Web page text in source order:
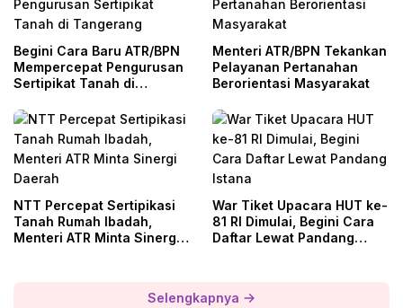
Begini Cara Baru ATR/BPN
Mempercepat Pengurusan
Sertipikat Tanah di
Menteri ATR/BPN Tekankan
Pelayanan Pertanahan
Berorientasi Masyarakat
NTT Percepat Sertipikasi
Tanah Rumah Ibadah,
Menteri ATR Minta Sinergi
War Tiket Upacara HUT ke-
81 RI Dimulai, Begini Cara
Daftar Lewat Pandang
Selengkapnya